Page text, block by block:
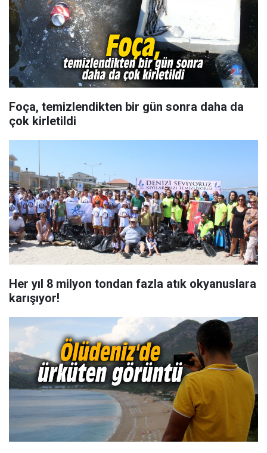
Foça, temizlendikten bir gün sonra daha da
çok kirletildi
Her yıl 8 milyon tondan fazla atık okyanuslara
karışıyor!